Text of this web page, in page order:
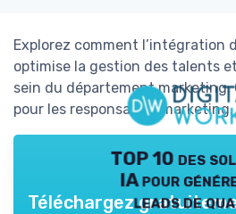
Explorez comment l’intégration
optimise la gestion des talents
sein du département marketing.
pour les responsables marketing.
TOP 10 des
IA pour
leads de
Téléchargez